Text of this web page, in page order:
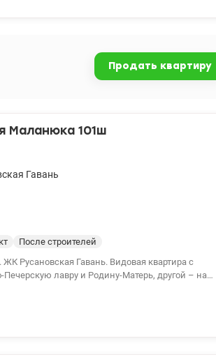
медицинские учреждения, аптеки, школы
(№691, №628, №660, ДУЗ №599), супермаркеты
пишите Viber/Telegram) для предварительной
Продать квартиру
Маланюка 101ш
Гавань
После строителей
лавру и Родину-Матерь, другой – на